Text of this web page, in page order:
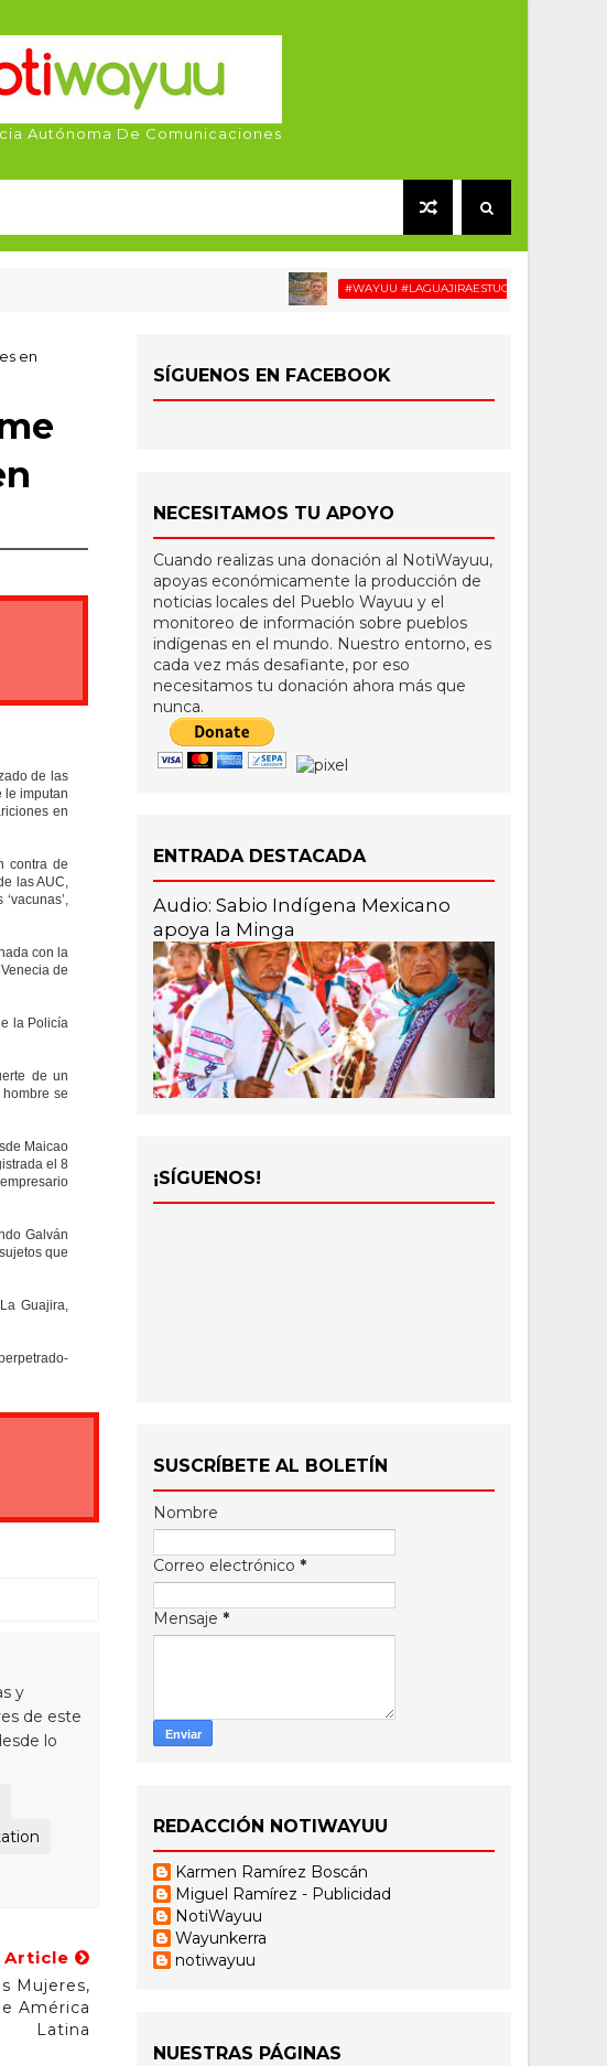
Autónoma De Comunicaciones
#WAYUU #LAGUAJIRAESTUCASA #MIGRACIÓN
en
de las
le imputan
en
contra de
las AUC,
con la
de
la Policía
de un
se
Maicao
el 8
Galván
que
Guajira,
y
de este
lo
Article
Mujeres,
América
Latina
SÍGUENOS EN FACEBOOK
NECESITAMOS TU APOYO
Cuando realizas una donación al NotiWayuu,
apoyas económicamente la producción de
noticias locales del Pueblo Wayuu y el
monitoreo de información sobre pueblos
indígenas en el mundo. Nuestro entorno, es
cada vez más desafiante, por eso
necesitamos tu donación ahora más que
nunca.
ENTRADA DESTACADA
Audio: Sabio Indígena Mexicano
apoya la Minga
¡SÍGUENOS!
SUSCRÍBETE AL BOLETÍN
Nombre
Correo electrónico *
Mensaje *
REDACCIÓN NOTIWAYUU
Karmen Ramírez Boscán
Miguel Ramírez - Publicidad
NotiWayuu
Wayunkerra
notiwayuu
NUESTRAS PÁGINAS